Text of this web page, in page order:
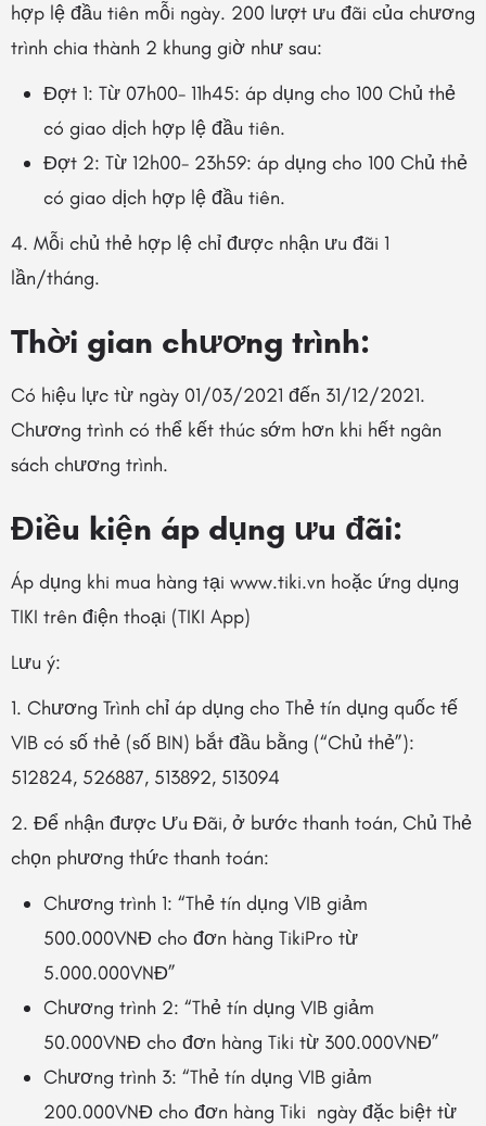
hợp lệ đầu tiên mỗi ngày. 200 lượt ưu đãi của chương
trình chia thành 2 khung giờ như sau:
Đợt 1: Từ 07h00- 11h45: áp dụng cho 100 Chủ thẻ
có giao dịch hợp lệ đầu tiên.
Đợt 2: Từ 12h00- 23h59: áp dụng cho 100 Chủ thẻ
có giao dịch hợp lệ đầu tiên.
4. Mỗi chủ thẻ hợp lệ chỉ được nhận ưu đãi 1
lần/tháng.
Thời gian chương trình:
Có hiệu lực từ ngày 01/03/2021 đến 31/12/2021.
Chương trình có thể kết thúc sớm hơn khi hết ngân
sách chương trình.
Điều kiện áp dụng ưu đãi:
Áp dụng khi mua hàng tại www.tiki.vn hoặc ứng dụng
TIKI trên điện thoại (TIKI App)
Lưu ý:
1. Chương Trình chỉ áp dụng cho Thẻ tín dụng quốc tế
VIB có số thẻ (số BIN) bắt đầu bằng (“Chủ thẻ”):
512824, 526887, 513892, 513094
2. Để nhận được Ưu Đãi, ở bước thanh toán, Chủ Thẻ
chọn phương thức thanh toán:
Chương trình 1: “Thẻ tín dụng VIB giảm
500.000VNĐ cho đơn hàng TikiPro từ
5.000.000VNĐ”
Chương trình 2: “Thẻ tín dụng VIB giảm
50.000VNĐ cho đơn hàng Tiki từ 300.000VNĐ”
Chương trình 3: “Thẻ tín dụng VIB giảm
200.000VNĐ cho đơn hàng Tiki ngày đặc biệt từ